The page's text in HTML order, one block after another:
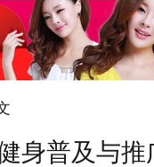
身普及与